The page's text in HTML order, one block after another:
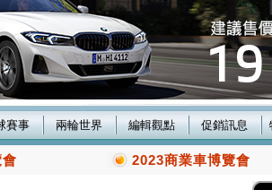
賽事 兩輪世界 編輯觀點 促銷訊息
2023商業車博覽會